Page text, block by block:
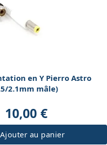
en Y Pierro Astro
2.1mm mâle)
10,00 €
Ajouter au panier